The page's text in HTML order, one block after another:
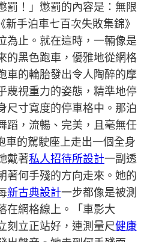
罰！」懲罰的內容是：無限
手泊車七百次失敗集錦》
為止。就在這時，一輛像是
的黑色跑車，優雅地從網格
車的輪胎發出令人陶醉的摩
蔑視重力的姿態，精準地停
尺寸寬度的停車格中。那泊
蹈，流暢、完美，且毫無任
車的駕駛座上走出一個全身
戴著私人招待所設計一副透
著何手殘的方向走來。她的
新古典設計一步都像是被測
在網格線上。「車影大
刻立正站好，連測量尺健康